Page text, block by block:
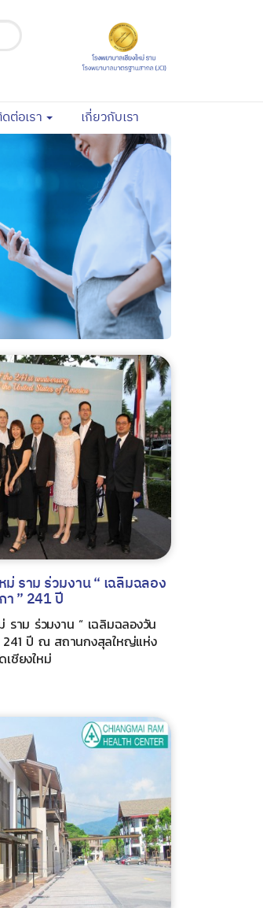
ต่อเรา เกี่ยวกับเรา
ม่ ราม ร่วมงาน “ เฉลิมฉลอง
” 241 ปี
ราม ร่วมงาน “ เฉลิมฉลองวัน
241 ปี ณ สถานกงสุลใหญ่แห่ง
เชียงใหม่